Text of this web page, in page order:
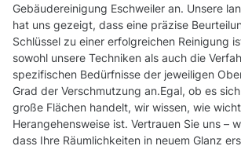
Gebäudereinigung Eschweiler an. Unsere
hat uns gezeigt, dass eine präzise
Schlüssel zu einer erfolgreichen Reinigung
sowohl unsere Techniken als auch die
spezifischen Bedürfnisse der jeweiligen
Grad der Verschmutzung an.Egal, ob es
große Flächen handelt, wir wissen, wie
Herangehensweise ist. Vertrauen Sie uns –
dass Ihre Räumlichkeiten in neuem Glanz